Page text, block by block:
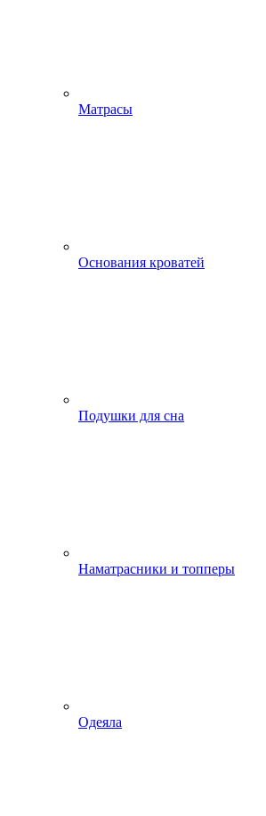
Матрасы
Основания кроватей
Подушки для сна
Наматрасники и топперы
Одеяла